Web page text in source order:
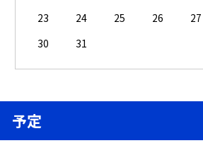
23
24 25 26 27
30
31
予定